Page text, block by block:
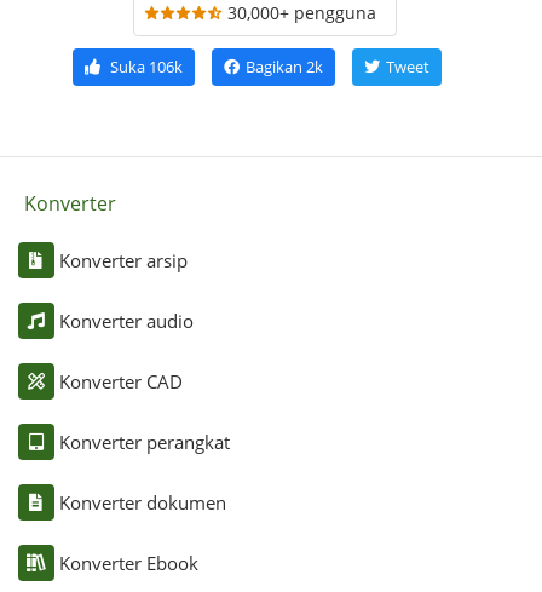
30,000+ pengguna
Suka106k Bagikan 2k Tweet
Konverter
Konverter arsip
Konverter audio
Konverter CAD
Konverter perangkat
Konverter dokumen
Konverter Ebook